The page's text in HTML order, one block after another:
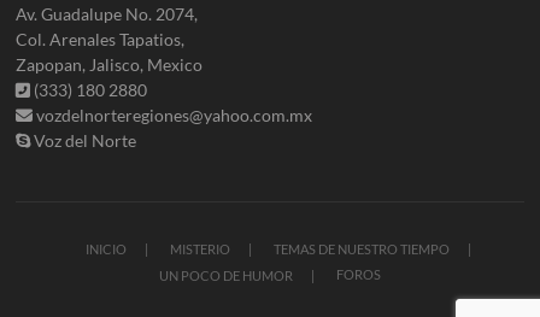
Av. Guadalupe No. 2074,
Col. Arenales Tapatios,
Zapopan, Jalisco, Mexico
(333) 180 2880
vozdelnorteregiones@yahoo.com.mx
Voz del Norte
INICIO MISTERIO
TEMAS DE NUESTRO TIEMPO
UN POCO DE HUMOR
FOROS